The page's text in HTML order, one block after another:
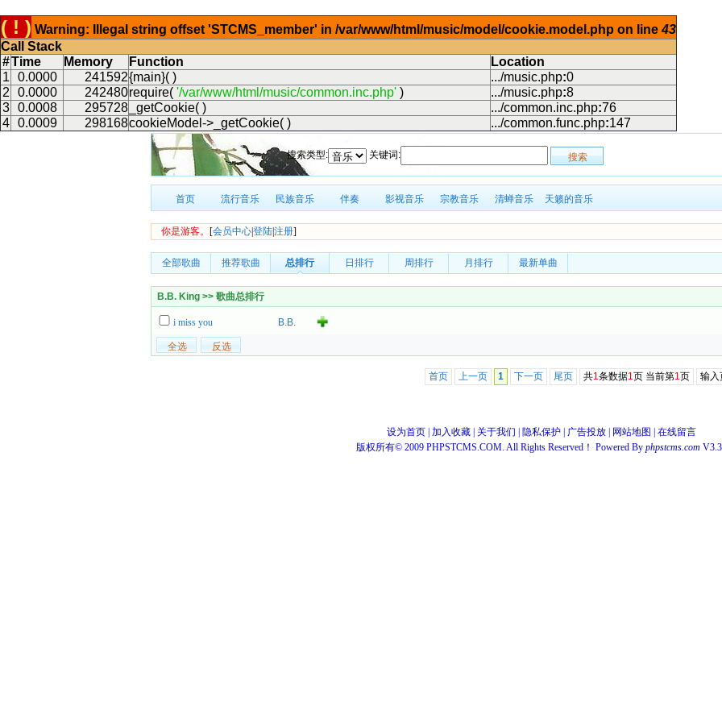
( ! ) Warning: Illegal string offset 'STCMS_member' in /var/www/html/music/model/cookie.model.php on line43
Call Stack
#Time Memory Function
Location
1
0.0000 241592{main}( ) .../music.php:0
2
0.0000 242480require( '/var/www/html/music/common.inc.php' ) .../music.php:8
3
0.0008 295728 _getCookie( ) .../common.inc.php:76
4
0.0009 298168cookieModel->_getCookie( ) .../common.func.php:147
搜索类型: 关键词:
首页 流行音乐 民族音乐 伴奏 影视音乐 宗教音乐 清蝉音乐 天籁的音乐
你是游客。 [会员中心登陆注册]
全部歌曲 推荐歌曲 总排行 日排行 周排行 月排行 最新单曲
B.B. King >> 歌曲总排行
i miss you
B.B.
首页 上一页 1 下一页 尾页 共1条数据1页 当前第1页 输入
设为首页 加入收藏 关于我们 隐私保护 广告投放 网站地图
在线留言
版权所有© 2009 PHPSTCMS.COM. All Rights Reserved！ Powered By phpstcms.com